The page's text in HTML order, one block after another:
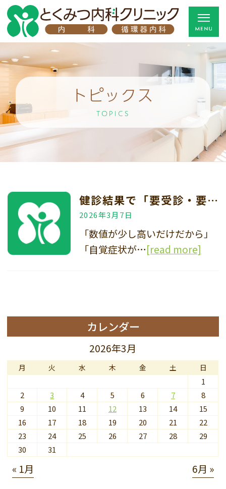
トピックス
TOPICS
健診結果で「要受診・要精査」判定が出た方へ
2026年3月7日
「数値が少し高いだけだから」
「自覚症状が…[read more]
カレンダー
2026年3月
月 火 水 木 金 土 日
1
2
3 4 5 6 7
8
9
10 11 12 13 14
15
16
17 18 19 20 21
22
23
24 25 26 27 28
29
30
31
« 1月 6月 »